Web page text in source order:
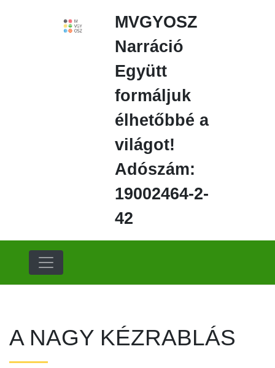
MVGYOSZ
Narráció
Együtt
formáljuk
élhetőbbé a
világot!
Adószám:
19002464-2-
42
A NAGY KÉZRABLÁS